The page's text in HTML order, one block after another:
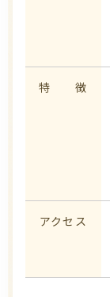
特 徴
アクセス